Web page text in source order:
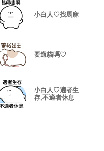
小白人♡找馬麻
要遛貓嗎♡
小白人♡適者生
存,不適者休息